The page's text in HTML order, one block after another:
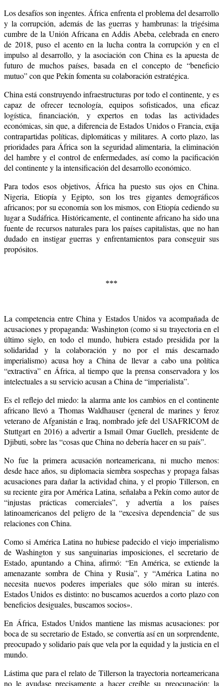
Los desafíos son ingentes. África enfrenta el problema del desarrollo
y la corrupción, además de las guerras y hambrunas: la trigésima
cumbre de la Unión Africana en Addis Abeba, celebrada en enero
de 2018, puso el acento en la lucha contra la corrupción y en el
impulso al desarrollo, y la asociación con China es la apuesta de
futuro de muchos países, basada en el concepto de “beneficio
mutuo” con que Pekín fomenta su colaboración estratégica.
China está construyendo infraestructuras por todo el continente, y es
capaz de ofrecer tecnología, equipos sofisticados, una eficaz
logística, financiación, y expertos en todas las actividades
económicas, sin que, a diferencia de Estados Unidos o Francia, exija
contrapartidas políticas, diplomáticas y militares. A corto plazo, las
prioridades para África son la seguridad alimentaria, la eliminación
del hambre y el control de enfermedades, así como la pacificación
del continente y la intensificación del desarrollo económico.
Para todos esos objetivos, África ha puesto sus ojos en China.
Nigeria, Etiopía y Egipto, son los tres gigantes demográficos
africanos; por su economía son los mismos, con Etiopía cediendo su
lugar a Sudáfrica. Históricamente, el continente africano ha sido una
fuente de recursos naturales para los países capitalistas, que no han
dudado en instigar guerras y enfrentamientos para conseguir sus
propósitos.
***
La competencia entre China y Estados Unidos va acompañada de
acusaciones y propaganda: Washington (como si su trayectoria en el
último siglo, en todo el mundo, hubiera estado presidida por la
solidaridad y la colaboración y no por el más descarnado
imperialismo) acusa hoy a China de llevar a cabo una política
“extractiva” en África, al tiempo que la prensa conservadora y los
intelectuales a su servicio acusan a China de “imperialista”.
Es el reflejo del miedo: la alarma ante los cambios en el continente
africano llevó a Thomas Waldhauser (general de marines y feroz
veterano de Afganistán e Iraq, nombrado jefe del USAFRICOM de
Stuttgart en 2016) a advertir a Ismail Omar Guelleh, presidente de
Djibuti, sobre las “cosas que China no debería hacer en su país”.
No fue la primera acusación norteamericana, ni mucho menos:
desde hace años, su diplomacia siembra sospechas y propaga falsas
acusaciones para dañar la actividad china, y el propio Tillerson, en
su reciente gira por América Latina, señalaba a Pekín como autor de
“injustas prácticas comerciales”, y advertía a los países
latinoamericanos del peligro de la “excesiva dependencia” de sus
relaciones con China.
Como si América Latina no hubiese padecido el viejo imperialismo
de Washington y sus sanguinarias imposiciones, el secretario de
Estado, apuntando a China, afirmó: “En América,se extiende la
amenazante sombra de China y Rusia”, y “América Latina no
necesita nuevos poderes imperiales que sólo miran su interés.
Estados Unidos es distinto: no buscamos acuerdos a corto plazo con
beneficios desiguales, buscamos socios».
En África, Estados Unidos mantiene las mismas acusaciones: por
boca de su secretario de Estado, se convertía así en un sorprendente,
preocupado y solidario país que vela por la equidad y la justicia en el
mundo.
Lástima que para el relato de Tillerson la trayectoria norteamericana
no le ayudase precisamente a hacer creíble su preocupación: la